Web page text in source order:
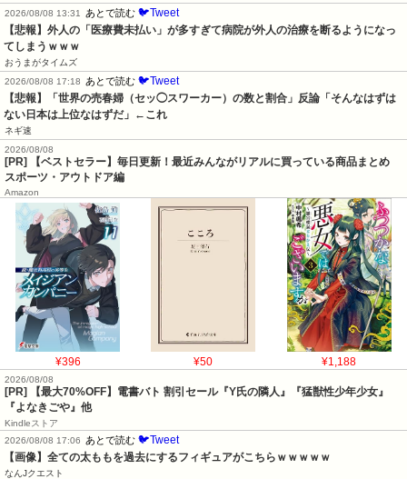
2026/08/08 13:31
あとで読む 🐦Tweet
【悲報】外人の「医療費未払い」が多すぎて病院が外人の治療を断るようになっ
てしまうｗｗｗ
おうまがタイムズ
2026/08/08 17:18
あとで読む 🐦Tweet
【悲報】「世界の売春婦（セッ◯スワーカー）の数と割合」反論「そんなはずは
ない日本は上位なはずだ」←これ
ネギ速
2026/08/08
[PR] 【ベストセラー】毎日更新！最近みんながリアルに買っている商品まとめ
スポーツ・アウトドア編
Amazon
¥396 ¥50 ¥1,188
2026/08/08
[PR]
【最大70%OFF】電書バト 割引セール『Y氏の隣人』『猛獣性少年少女』
『よなきごや』他
Kindleストア
2026/08/08 17:06
あとで読む 🐦Tweet
【画像】全ての太ももを過去にするフィギュアがこちらｗｗｗｗｗ
なんJクエスト